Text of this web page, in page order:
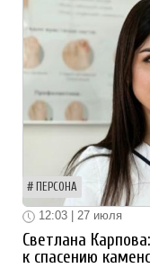
ПЕРСОНА
12:03 | 27 июля
Светлана
к спасению